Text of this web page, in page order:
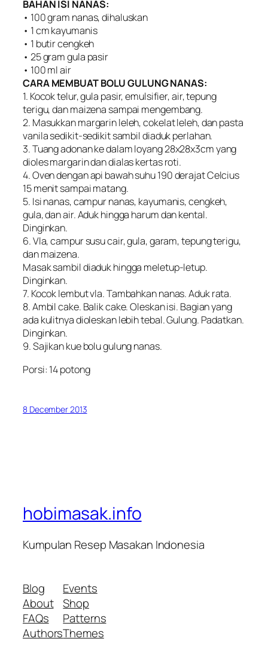
BAHAN ISI NANAS:
• 100 gram nanas, dihaluskan
• 1 cm kayumanis
• 1 butir cengkeh
• 25 gram gula pasir
• 100 ml air
CARA MEMBUAT BOLU GULUNG NANAS:
1. Kocok telur, gula pasir, emulsifier, air, tepung
terigu, dan maizena sampai mengembang.
2. Masukkan margarin leleh, cokelat leleh, dan pasta
vanila sedikit-sedikit sambil diaduk perlahan.
3. Tuang adonan ke dalam loyang 28x28x3cm yang
dioles margarin dan dialas kertas roti.
4. Oven dengan api bawah suhu 190 derajat Celcius
15 menit sampai matang.
5. Isi nanas, campur nanas, kayumanis, cengkeh,
gula, dan air. Aduk hingga harum dan kental.
Dinginkan.
6. Vla, campur susu cair, gula, garam, tepung terigu,
dan maizena.
Masak sambil diaduk hingga meletup-letup.
Dinginkan.
7. Kocok lembut vla. Tambahkan nanas. Aduk rata.
8. Ambil cake. Balik cake. Oleskan isi. Bagian yang
ada kulitnya dioleskan lebih tebal. Gulung. Padatkan.
Dinginkan.
9. Sajikan kue bolu gulung nanas.
Porsi: 14 potong
8 December 2013
hobimasak.info
Kumpulan Resep Masakan Indonesia
Blog
About
FAQs
Authors
Events
Shop
Patterns
Themes